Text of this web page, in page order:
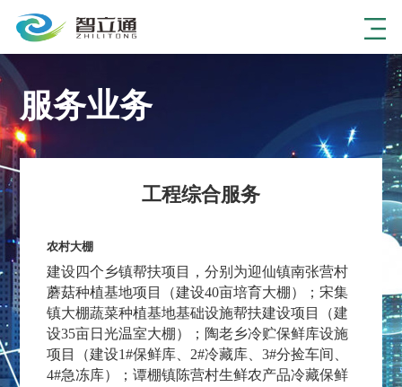
服务业务
工程综合服务
农村大棚
建设四个乡镇帮扶项目，分别为迎仙镇南张营村
蘑菇种植基地项目（建设40亩培育大棚）；宋集
镇大棚蔬菜种植基地基础设施帮扶建设项目（建
设35亩日光温室大棚）；陶老乡冷贮保鲜库设施
项目（建设1#保鲜库、2#冷藏库、3#分捡车间、
4#急冻库）；谭棚镇陈营村生鲜农产品冷藏保鲜